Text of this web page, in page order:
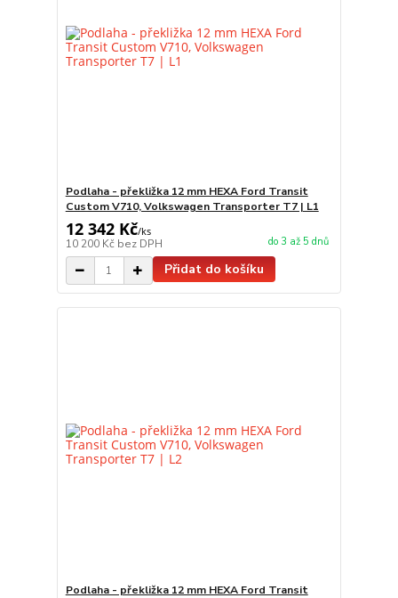
Podlaha - překližka 12 mm HEXA Ford Transit
Custom V710, Volkswagen Transporter T7 | L1
12 342 Kč/ks
10 200 Kč bez DPH do 3 až 5 dnů
Přidat do košíku
Podlaha - překližka 12 mm HEXA Ford Transit